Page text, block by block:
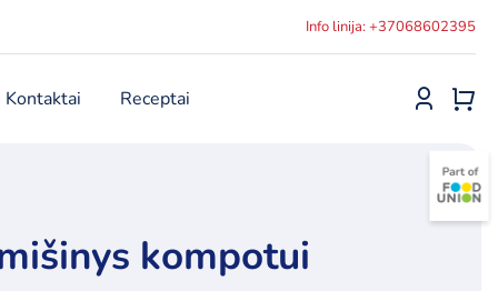
Info linija: +37068602395
Kontaktai Receptai
kompotui